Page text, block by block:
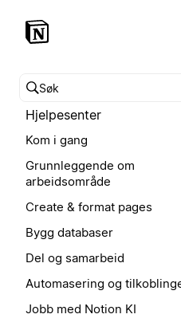
Søk i hjelpesenteret
Hjelpesenter
Kom i gang
Grunnleggende om
arbeidsområde
Create & format pages
Bygg databaser
Del og samarbeid
Automasering og
Jobb med Notion KI